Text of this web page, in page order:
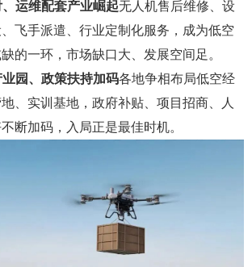
运维配套产业崛起无人机售后维修、设
飞手派遣、行业定制化服务，成为低空
的一环，市场缺口大、发展空间足。
园、政策扶持加码各地争相布局低空经
、实训基地，政府补贴、项目招商、人
断加码，入局正是最佳时机。